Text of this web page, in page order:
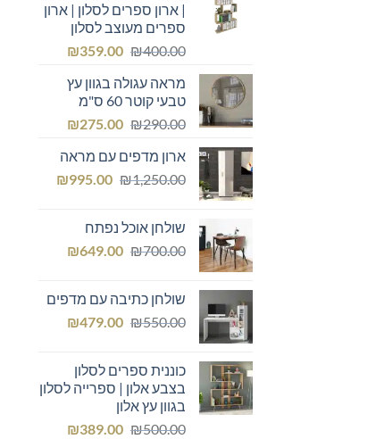
₪1,200.00.
| ארון ספרים לסלון | ארון
ספרים מעוצב לסלון
₪400.00
המחיר
היה:
₪400.00.
₪359.00
המחיר
הוא:מראה עגולה בגוון עץ
טבעי קוטר 60 ס"מ
₪290.00
המחיר
היה:
₪290.00.
₪275.00
המחיר
הוא:
₪275.00.
ארון מדפים עם מראה
₪1,250.00
המחיר
₪1,250.00.
₪995.00
המחיר
שולחן אוכל נפתח
₪700.00
המחיר
₪700.00.
₪649.00
המחיר
₪649.00.שולחן כתיבה עם מדפים
₪550.00
המחיר
₪550.00.
₪479.00
המחיר
כוננית ספרים לסלון
בצבע אלון | ספרייה לסלון
בגוון עץ אלון
₪500.00
המחיר ₪389.00
המחיר